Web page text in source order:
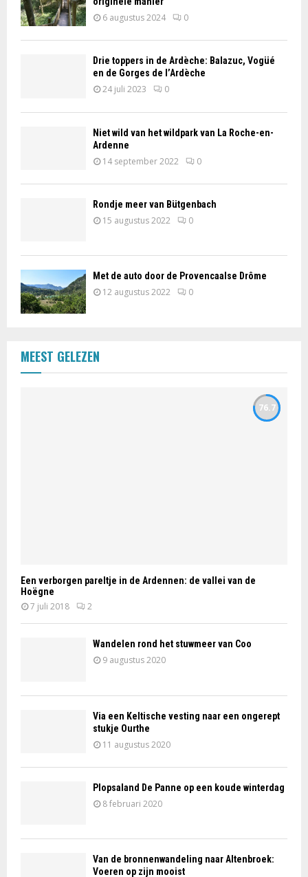
6 augustus 2024 0
Drie toppers in de Ardèche: Balazuc, Vogüé
en de Gorges de l’Ardèche
24 juli 2023 0
Niet wild van het wildpark van La Roche-en-
Ardenne
14 september 2022 0
Rondje meer van Bütgenbach
15 augustus 2022 0
Met de auto door de Provencaalse Drôme
12 augustus 2022 0
MEEST GELEZEN
Een verborgen pareltje in de Ardennen: de vallei van de
Hoëgne
7 juli 2018 2
76.7
Wandelen rond het stuwmeer van Coo
9 augustus 2020
Via een Keltische vesting naar een ongerept
stukje Ourthe
11 augustus 2020
Plopsaland De Panne op een koude winterdag
8 februari 2020
Van de bronnenwandeling naar Altenbroek:
Voeren op zijn mooist